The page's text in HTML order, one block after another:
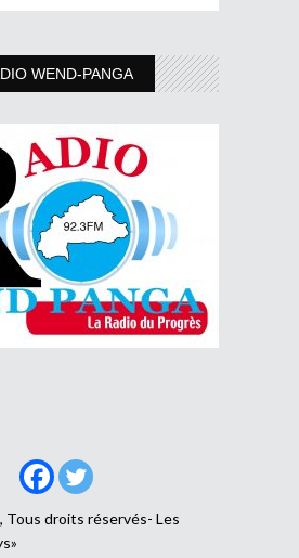
WEND-PANGA
Tous droits réservés- Les